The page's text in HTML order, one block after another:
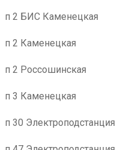
п 2 БИС Каменецкая
п 2 Каменецкая
п 2 Россошинская
п 3 Каменецкая
п 30 Электроподстанция